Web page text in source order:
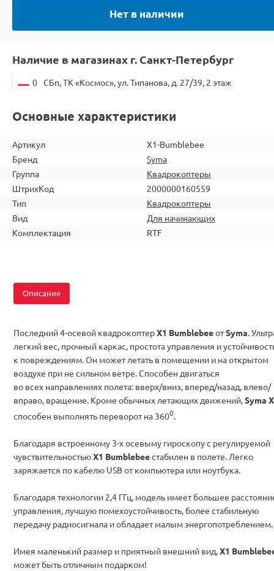
Нет в наличии
Наличие в магазинах г. Санкт-Петербург
0 СБп, ТК «Космос», ул. Типанова, д. 27/39, 2 этаж
Основные характеристики
Артикул
X1-Bumblebee
Бренд
Syma
Группа
Квадрокоптеры
ШтрихКод
2000000160559
Тип
Квадрокоптеры
Вид
Для начинающих
Комплектация
RTF
Описание
Последний 4-осевой квадрокоптерX1 BumblebeeотSyma .
легкий вес, прочный каркас, простота управления и
к повреждениям. Он может летать в помещении и на открытом
воздухе при не сильном ветре. Способен двигаться
во всех направлениях полета: вверх/вниз, вперед/назад, влево/
вправо, вращение. Кроме обычных летающих движений, Syma
способен выполнять переворот на 3600.
Благодаря встроенному 3-х осевыму гироскопу с регулируемой
чувствительностьюX1 Bumblebeeстабилен в полете. Легко
заряжается по кабелю USB от компьютера или ноутбука.
Благодаря технологии 2,4 ГГц, модель имеет большее
управления, лучшую помехоустойчивость, более стабильную
передачу радиосигнала и обладает малым энергопотреблением.
Имея маленький размер и приятный внешний вид,X1
может быть отличным подарком!